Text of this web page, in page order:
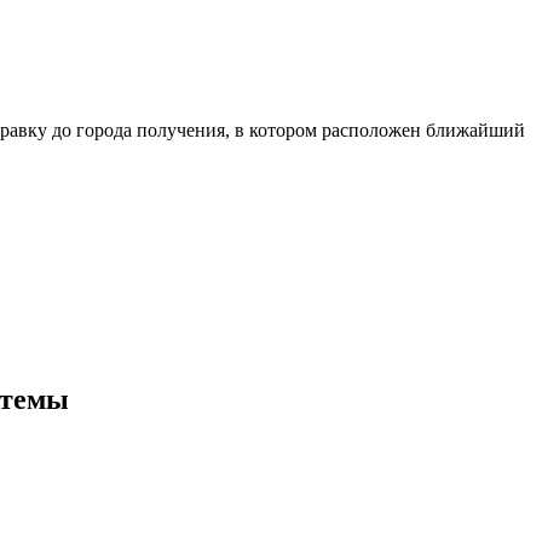
до города получения, в котором расположен ближайший